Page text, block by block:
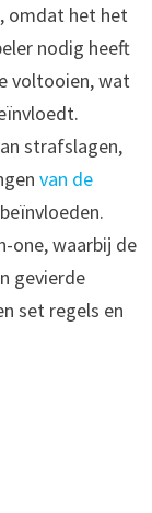
omdat het het
nodig heeft
voltooien, wat
strafslagen,
van de
one, waarbij de
gevierde
set regels en